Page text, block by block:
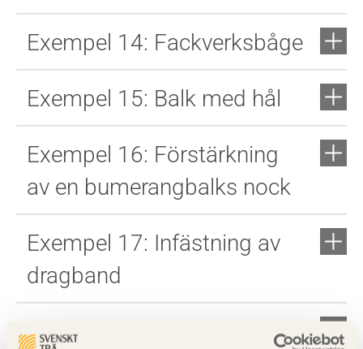
Exempel 14: Fackverksbåge
Exempel 15: Balk med hål
Exempel 16: Förstärkning
av en bumerangbalks nock
Exempel 17: Infästning av
dragband
Exempel 18: Fast inspänd